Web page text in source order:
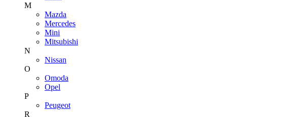
M
Mazda
Mercedes
Mini
Mitsubishi
N
Nissan
O
Omoda
Opel
P
Peugeot
R